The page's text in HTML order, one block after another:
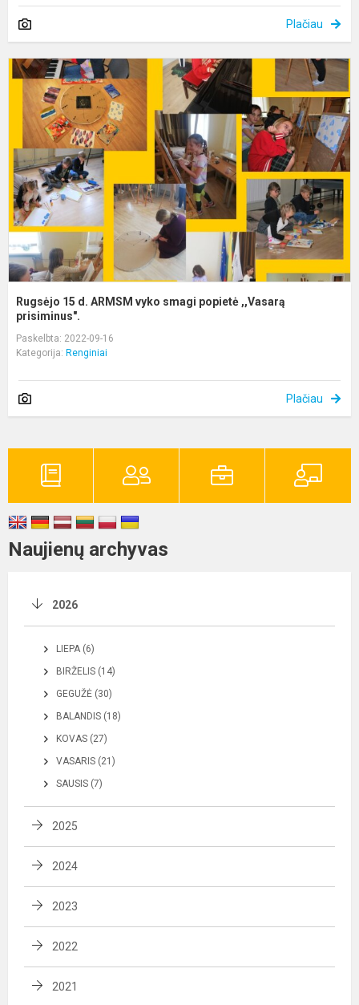
Plačiau
Rugsėjo 15 d. ARMSM vyko smagi popietė ,,Vasarą
prisiminus".
Paskelbta: 2022-09-16
Kategorija: Renginiai
Plačiau
Naujienų archyvas
2026
LIEPA (6)
BIRŽELIS (14)
GEGUŽĖ (30)
BALANDIS (18)
KOVAS (27)
VASARIS (21)
SAUSIS (7)
2025
2024
2023
2022
2021